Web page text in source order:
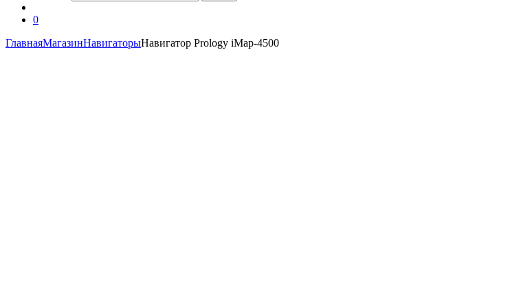
0
ГлавнаяМагазинНавигаторыНавигатор Prology iMap-4500